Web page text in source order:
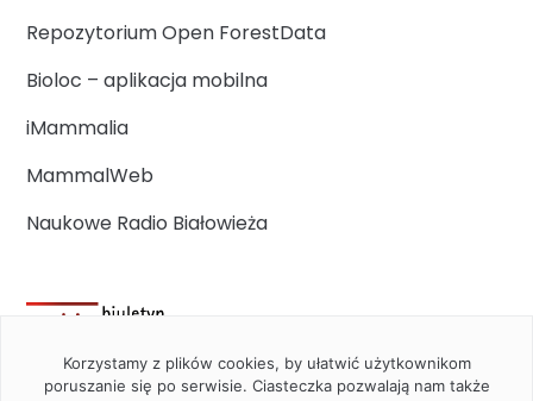
Repozytorium Open ForestData
Bioloc – aplikacja mobilna
iMammalia
MammalWeb
Naukowe Radio Białowieża
Korzystamy z plików cookies, by ułatwić użytkownikom
poruszanie się po serwisie. Ciasteczka pozwalają nam także